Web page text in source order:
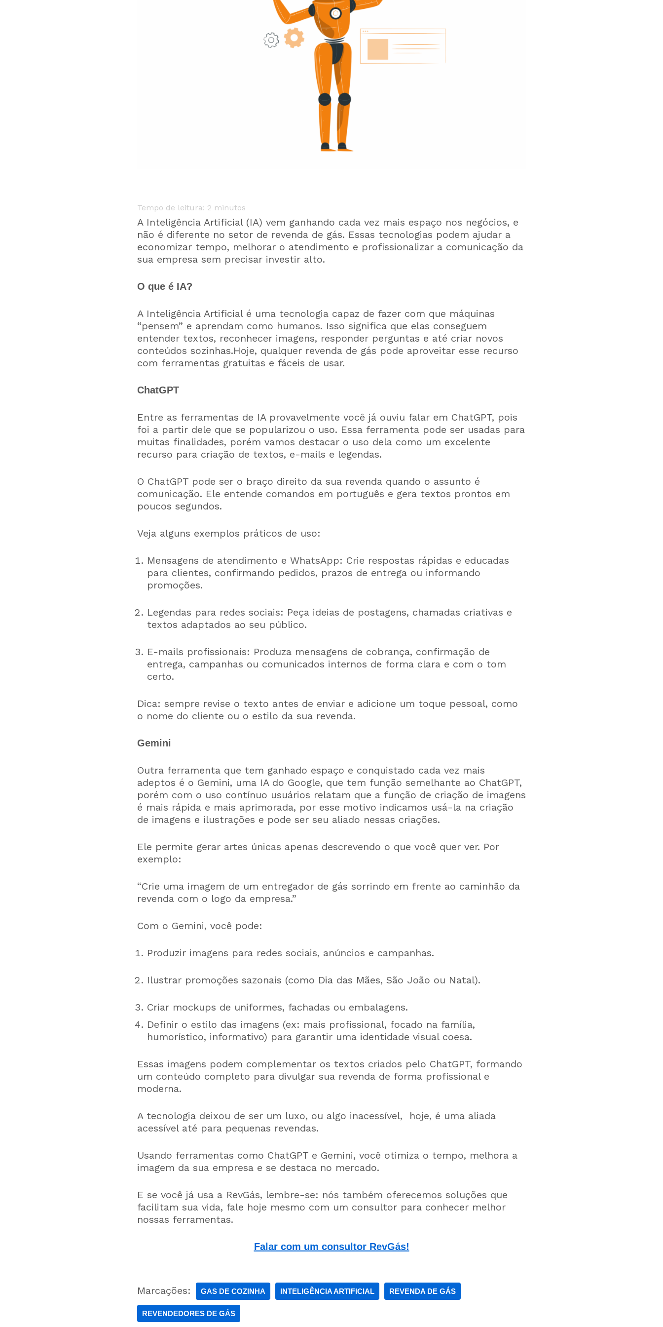
Tempo de leitura: 2 minutos
A Inteligência Artificial (IA) vem ganhando cada vez mais espaço nos negócios, e
não é diferente no setor de revenda de gás. Essas tecnologias podem ajudar a
economizar tempo, melhorar o atendimento e profissionalizar a comunicação da
sua empresa sem precisar investir alto.
O que é IA?
A Inteligência Artificial é uma tecnologia capaz de fazer com que máquinas
“pensem” e aprendam como humanos. Isso significa que elas conseguem
entender textos, reconhecer imagens, responder perguntas e até criar novos
conteúdos sozinhas.Hoje, qualquer revenda de gás pode aproveitar esse recurso
com ferramentas gratuitas e fáceis de usar.
ChatGPT
Entre as ferramentas de IA provavelmente você já ouviu falar em ChatGPT, pois
foi a partir dele que se popularizou o uso. Essa ferramenta pode ser usadas para
muitas finalidades, porém vamos destacar o uso dela como um excelente
recurso para criação de textos, e-mails e legendas.
O ChatGPT pode ser o braço direito da sua revenda quando o assunto é
comunicação. Ele entende comandos em português e gera textos prontos em
poucos segundos.
Veja alguns exemplos práticos de uso:
Mensagens de atendimento e WhatsApp: Crie respostas rápidas e educadas
para clientes, confirmando pedidos, prazos de entrega ou informando
promoções.
Legendas para redes sociais: Peça ideias de postagens, chamadas criativas e
textos adaptados ao seu público.
E-mails profissionais: Produza mensagens de cobrança, confirmação de
entrega, campanhas ou comunicados internos de forma clara e com o tom
certo.
Dica: sempre revise o texto antes de enviar e adicione um toque pessoal, como
o nome do cliente ou o estilo da sua revenda.
Gemini
Outra ferramenta que tem ganhado espaço e conquistado cada vez mais
adeptos é o Gemini, uma IA do Google, que tem função semelhante ao ChatGPT,
porém com o uso contínuo usuários relatam que a função de criação de imagens
é mais rápida e mais aprimorada, por esse motivo indicamos usá-la na criação
de imagens e ilustrações e pode ser seu aliado nessas criações.
Ele permite gerar artes únicas apenas descrevendo o que você quer ver. Por
exemplo:
“Crie uma imagem de um entregador de gás sorrindo em frente ao caminhão da
revenda com o logo da empresa.”
Com o Gemini, você pode:
Produzir imagens para redes sociais, anúncios e campanhas.
Ilustrar promoções sazonais (como Dia das Mães, São João ou Natal).
Criar mockups de uniformes, fachadas ou embalagens.
Definir o estilo das imagens (ex: mais profissional, focado na família,
humorístico, informativo) para garantir uma identidade visual coesa.
Essas imagens podem complementar os textos criados pelo ChatGPT, formando
um conteúdo completo para divulgar sua revenda de forma profissional e
moderna.
A tecnologia deixou de ser um luxo, ou algo inacessível, hoje, é uma aliada
acessível até para pequenas revendas.
Usando ferramentas como ChatGPT e Gemini, você otimiza o tempo, melhora a
imagem da sua empresa e se destaca no mercado.
E se você já usa a RevGás, lembre-se: nós também oferecemos soluções que
facilitam sua vida, fale hoje mesmo com um consultor para conhecer melhor
nossas ferramentas.
Falar com um consultor RevGás!
Marcações: GAS DE COZINHA INTELIGÊNCIA ARTIFICIAL REVENDA DE GÁS
REVENDEDORES DE GÁS